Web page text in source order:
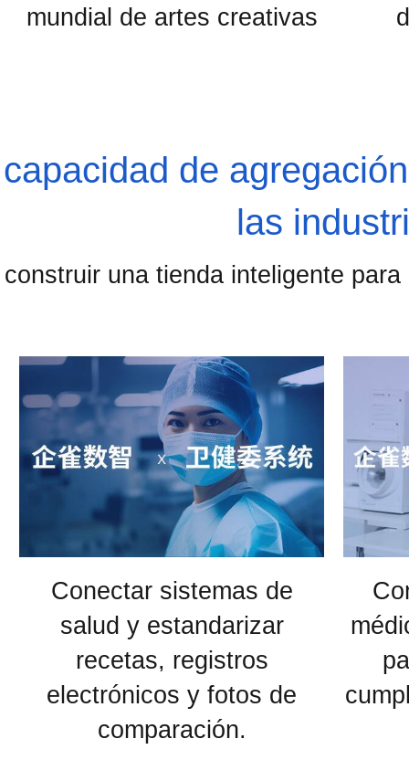
mundial de artes creativas
capacidad de
las
construir una tienda inteligente
Conectar sistemas de
salud y estandarizar
recetas, registros
electrónicos y fotos de
comparación.